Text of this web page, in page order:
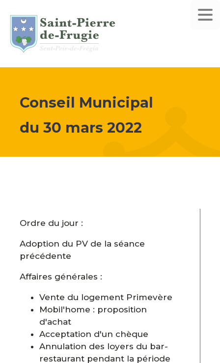
Conseil Municipal
du 30 mars 2022
Ordre du jour :
Adoption du PV de la séance
précédente
Affaires générales :
Vente du logement Primevère
Mobil'home : proposition
d'achat
Acceptation d'un chèque
Annulation des loyers du bar-
restaurant pendant la période